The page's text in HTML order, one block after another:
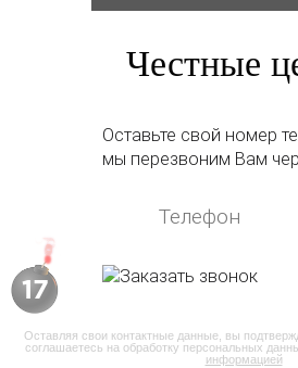
Честные
Оставьте свой номер
мы перезвоним Вам
Оставляя свои контактные данные, вы
соглашаетесь на обработку персональных
информацией
15